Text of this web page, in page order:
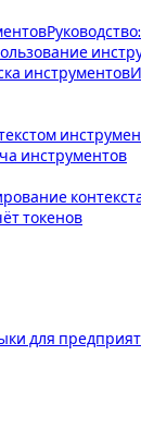
инструментов
инструментов
токенов
для